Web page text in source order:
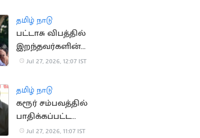
தமிழ் நாடு
பட்டாசு விபத்தில்
இறந்தவர்களின்
குடும்பங்களுக்கு ரூ.4
அறிவிப்பு
Jul 27, 2026, 12:07 IST
தமிழ் நாடு
கரூர் சம்பவத்தில்
பாதிக்கப்பட்ட
குடும்பங்களுக்கான
Jul 27, 2026, 11:07 IST